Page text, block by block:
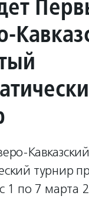
турнир
1 по 7 марта